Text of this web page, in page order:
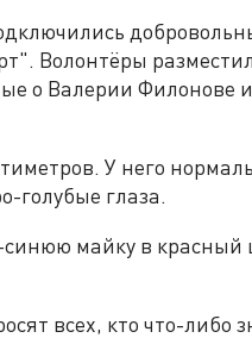
Волонтёры
о Валерии Филонове
У него
голубые глаза.
майку в красный
всех, кто что-либо